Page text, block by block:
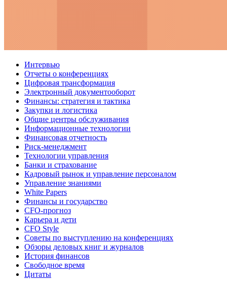
Интервью
Отчеты о конференциях
Цифровая трансформация
Электронный документооборот
Финансы: стратегия и тактика
Закупки и логистика
Общие центры обслуживания
Информационные технологии
Финансовая отчетность
Риск-менеджмент
Технологии управления
Банки и страхование
Кадровый рынок и управление персоналом
Управление знаниями
White Papers
Финансы и государство
CFO-прогноз
Карьера и дети
CFO Style
Советы по выступлению на конференциях
Обзоры деловых книг и журналов
История финансов
Свободное время
Цитаты